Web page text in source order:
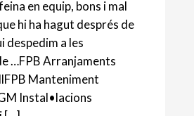
en equip, bons i mal
hi ha hagut després de
despedim a les
…FPB Arranjaments
Manteniment
Instal•lacions